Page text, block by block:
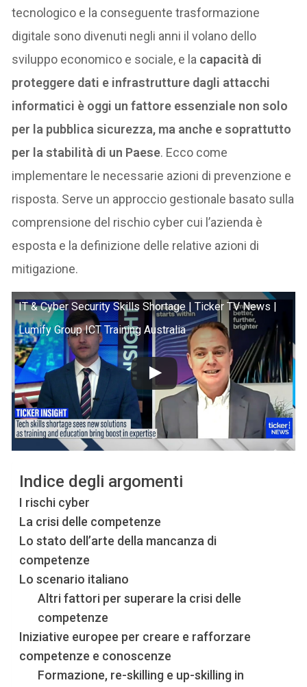
tecnologico e la conseguente trasformazione
digitale sono divenuti negli anni il volano dello
sviluppo economico e sociale, e la capacità di
proteggere dati e infrastrutture dagli attacchi
informatici è oggi un fattore essenziale non solo
per la pubblica sicurezza, ma anche e soprattutto
per la stabilità di un Paese. Ecco come
implementare le necessarie azioni di prevenzione e
risposta. Serve un approccio gestionale basato sulla
comprensione del rischio cyber cui l’azienda è
esposta e la definizione delle relative azioni di
mitigazione.
IT & Cyber Security Skills Shortage | Ticker TV News |
Lumify Group ICT Training Australia
Indice degli argomenti
I rischi cyber
La crisi delle competenze
Lo stato dell’arte della mancanza di
competenze
Lo scenario italiano
Altri fattori per superare la crisi delle
competenze
Iniziative europee per creare e rafforzare
competenze e conoscenze
Formazione, re-skilling e up-skilling in